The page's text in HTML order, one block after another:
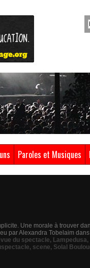
Paroles et Musiques
Une morale à trouver
par Alexandra Tobelaim
du spectacle, Lampedusa,
, scene, Solal